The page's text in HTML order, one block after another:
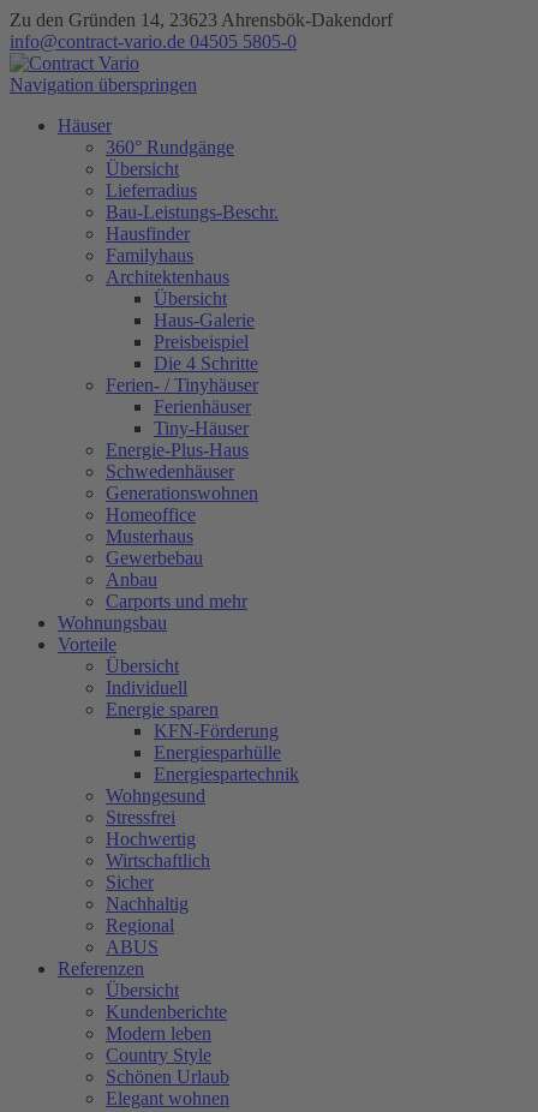
Zu den Gründen 14, 23623 Ahrensbök-Dakendorf
info@contract-vario.de 04505 5805-0
Navigation überspringen
Häuser
360° Rundgänge
Übersicht
Lieferradius
Bau-Leistungs-Beschr.
Hausfinder
Familyhaus
Architektenhaus
Übersicht
Haus-Galerie
Preisbeispiel
Die 4 Schritte
Ferien- / Tinyhäuser
Ferienhäuser
Tiny-Häuser
Energie-Plus-Haus
Schwedenhäuser
Generationswohnen
Homeoffice
Musterhaus
Gewerbebau
Anbau
Carports und mehr
Wohnungsbau
Vorteile
Übersicht
Individuell
Energie sparen
KFN-Förderung
Energiesparhülle
Energiespartechnik
Wohngesund
Stressfrei
Hochwertig
Wirtschaftlich
Sicher
Nachhaltig
Regional
ABUS
Referenzen
Übersicht
Kundenberichte
Modern leben
Country Style
Schönen Urlaub
Elegant wohnen